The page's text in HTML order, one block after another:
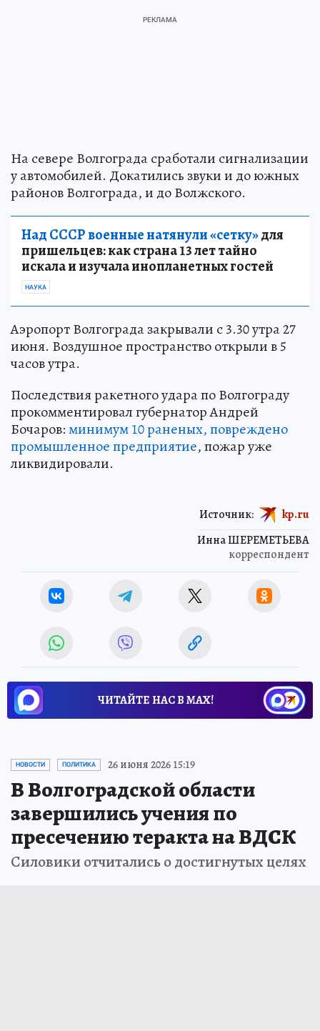
На севере Волгограда сработали сигнализации
у автомобилей. Докатились звуки и до южных
районов Волгограда, и до Волжского.
Над СССР военные натянули «сетку»для
пришельцев: как страна 13 лет тайно
искала и изучала инопланетных гостей
НАУКА
Аэропорт Волгограда закрывали с 3.30 утра 27
июня. Воздушное пространство открыли в 5
часов утра.
Последствия ракетного удара по Волгограду
прокомментировал губернатор Андрей
Бочаров:минимум 10 раненых, повреждено
промышленное предприятие, пожар уже
ликвидировали.
Инна ШЕРЕМЕТЬЕВА
корреспондент
Источник: kp.ru
ЧИТАЙТЕ НАС В МАХ!
НОВОСТИ ПОЛИТИКА 26 июня 2026 15:19
В Волгоградской области
завершились учения по
пресечению теракта на ВДСК
Силовики отчитались о достигнутых целях